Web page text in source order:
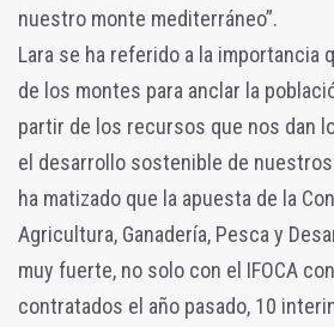
nuestro monte mediterráneo”.
Lara se ha referido a la importancia
de los montes para anclar la
partir de los recursos que nos dan
el desarrollo sostenible de
ha matizado que la apuesta de la
Agricultura, Ganadería, Pesca y
muy fuerte, no solo con el IFOCA
contratados el año pasado, 10